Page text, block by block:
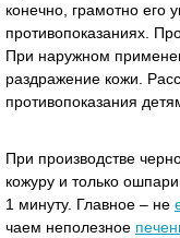
конечно, грамотно его
противопоказаниях.
При наружном
раздражение кожи.
противопоказания
При производстве
кожуру и только
1 минуту. Главное – не
чаем неполезное